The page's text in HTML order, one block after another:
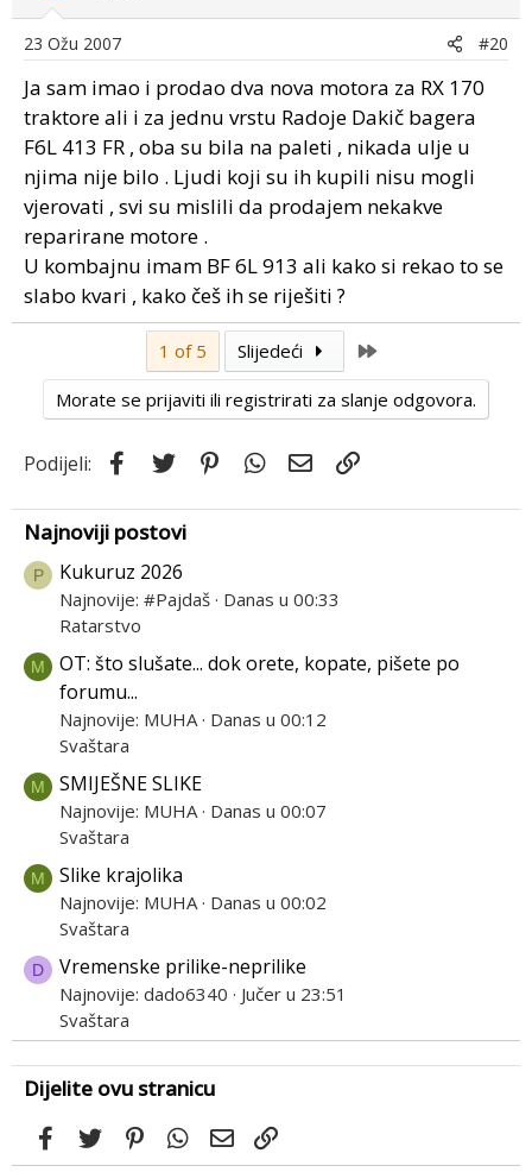
23 Ožu 2007 #20
Ja sam imao i prodao dva nova motora za RX 170
traktore ali i za jednu vrstu Radoje Dakič bagera
F6L 413 FR , oba su bila na paleti , nikada ulje u
njima nije bilo . Ljudi koji su ih kupili nisu mogli
vjerovati , svi su mislili da prodajem nekakve
reparirane motore .
U kombajnu imam BF 6L 913 ali kako si rekao to se
slabo kvari , kako češ ih se riješiti ?
1 of 5 Slijedeći
Morate se prijaviti ili registrirati za slanje odgovora.
Podijeli: Facebook
Twitter PinterestWhatsApp
Email
Najnoviji postovi
P Kukuruz 2026
Najnovije: #Pajdaš Danas u 00:33
Ratarstvo
M
OT: što slušate... dok orete, kopate, pišete po
forumu...
Najnovije: MUHA Danas u 00:12
Svaštara
M SMIJEŠNE SLIKE
Najnovije: MUHA Danas u 00:07
Svaštara
M Slike krajolika
Najnovije: MUHA Danas u 00:02
Svaštara
D Vremenske prilike-neprilike
Najnovije: dado6340
Jučer u 23:51
Svaštara
Dijelite ovu stranicu
FacebookTwitterPinterestWhatsApp
Email